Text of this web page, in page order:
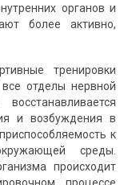
органов и
более активно,
тренировки
отделы нервной
и возбуждения в
к
среды.
происходит